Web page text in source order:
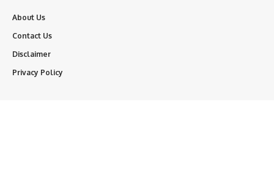
About Us
Contact Us
Disclaimer
Privacy Policy